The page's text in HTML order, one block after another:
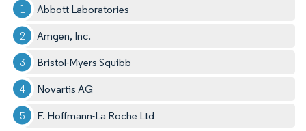
Abbott Laboratories
Amgen, Inc.
Bristol-Myers Squibb
Novartis AG
F. Hoffmann-La Roche Ltd